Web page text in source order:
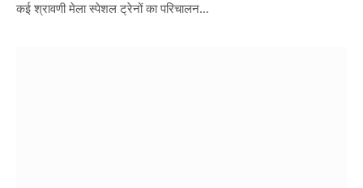
कई श्रावणी मेला स्पेशल ट्रेनों का परिचालन…